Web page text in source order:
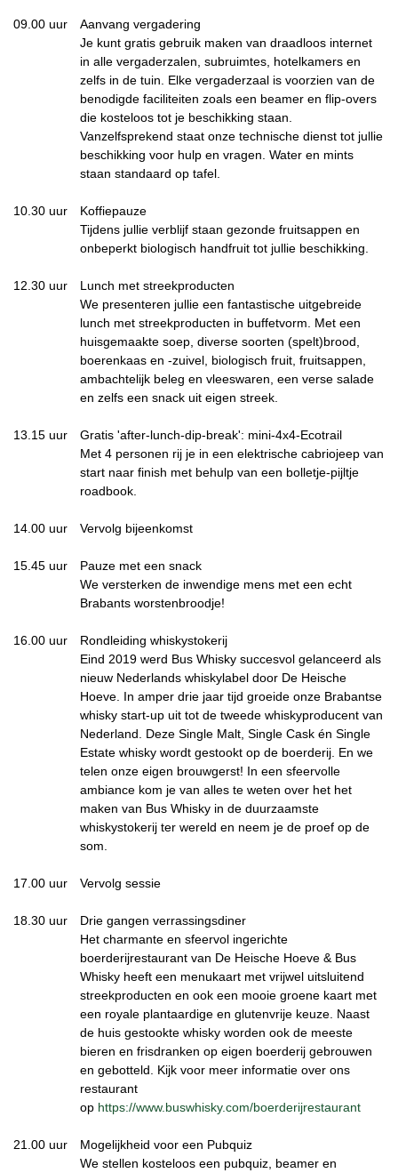
09.00 uur
Aanvang vergadering
Je kunt gratis gebruik maken van draadloos internet
in alle vergaderzalen, subruimtes, hotelkamers en
zelfs in de tuin. Elke vergaderzaal is voorzien van de
benodigde faciliteiten zoals een beamer en flip-overs
die kosteloos tot je beschikking staan.
Vanzelfsprekend staat onze technische dienst tot jullie
beschikking voor hulp en vragen. Water en mints
staan standaard op tafel.
10.30 uur
Koffiepauze
Tijdens jullie verblijf staan gezonde fruitsappen en
onbeperkt biologisch handfruit tot jullie beschikking.
12.30 uur
Lunch met streekproducten
We presenteren jullie een fantastische uitgebreide
lunch met streekproducten in buffetvorm. Met een
huisgemaakte soep, diverse soorten (spelt)brood,
boerenkaas en -zuivel, biologisch fruit, fruitsappen,
ambachtelijk beleg en vleeswaren, een verse salade
en zelfs een snack uit eigen streek.
13.15 uur
Gratis 'after-lunch-dip-break': mini-4x4-Ecotrail
Met 4 personen rij je in een elektrische cabriojeep van
start naar finish met behulp van een bolletje-pijltje
roadbook.
14.00 uur Vervolg bijeenkomst
15.45 uur
Pauze met een snack
We versterken de inwendige mens met een echt
Brabants worstenbroodje!
16.00 uur
Rondleiding whiskystokerij
Eind 2019 werd Bus Whisky succesvol gelanceerd als
nieuw Nederlands whiskylabel door De Heische
Hoeve. In amper drie jaar tijd groeide onze Brabantse
whisky start-up uit tot de tweede whiskyproducent van
Nederland. Deze Single Malt, Single Cask én Single
Estate whisky wordt gestookt op de boerderij. En we
telen onze eigen brouwgerst! In een sfeervolle
ambiance kom je van alles te weten over het het
maken van Bus Whisky in de duurzaamste
whiskystokerij ter wereld en neem je de proef op de
som.
17.00 uur Vervolg sessie
18.30 uur
Drie gangen verrassingsdiner
Het charmante en sfeervol ingerichte
boerderijrestaurant van De Heische Hoeve & Bus
Whisky heeft een menukaart met vrijwel uitsluitend
streekproducten en ook een mooie groene kaart met
een royale plantaardige en glutenvrije keuze. Naast
de huis gestookte whisky worden ook de meeste
bieren en frisdranken op eigen boerderij gebrouwen
en gebotteld. Kijk voor meer informatie over ons
restaurant
op https://www.buswhisky.com/boerderijrestaurant
21.00 uur
Mogelijkheid voor een Pubquiz
We stellen kosteloos een pubquiz, beamer en